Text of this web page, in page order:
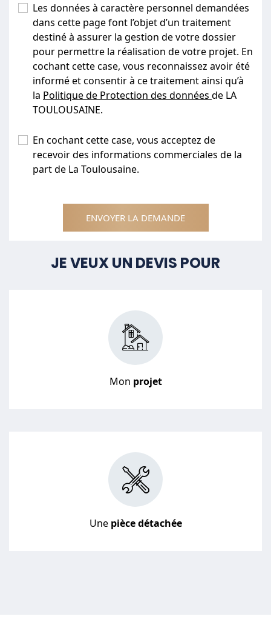
Les données à caractère personnel demandées
dans cette page font l’objet d’un traitement
destiné à assurer la gestion de votre dossier
pour permettre la réalisation de votre projet. En
cochant cette case, vous reconnaissez avoir été
informé et consentir à ce traitement ainsi qu’à
la Politique de Protection des données de LA
TOULOUSAINE.
En cochant cette case, vous acceptez de
recevoir des informations commerciales de la
part de La Toulousaine.
ENVOYER LA DEMANDE
JE VEUX UN DEVIS POUR
Mon projet
Une pièce détachée